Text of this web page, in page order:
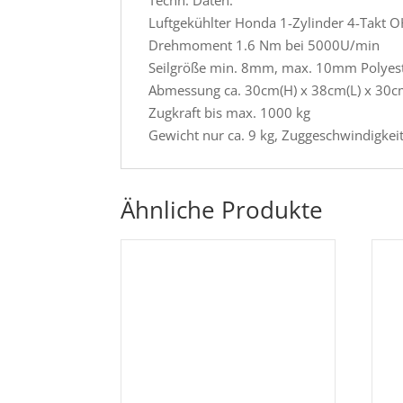
Luftgekühlter Honda 1-Zylinder 4-Takt
Drehmoment 1.6 Nm bei 5000U/min
Seilgröße min. 8mm, max. 10mm
Abmessung ca. 30cm(H) x 38cm(L) x
Zugkraft bis max. 1000 kg
Gewicht nur ca. 9 kg,
Ähnliche Produkte